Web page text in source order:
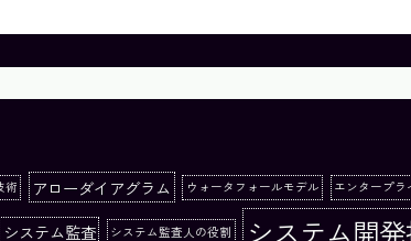
術 アローダイアグラム ウォータフォールモデル エンタープラ
システム監査 システム監査人の役割 システム開